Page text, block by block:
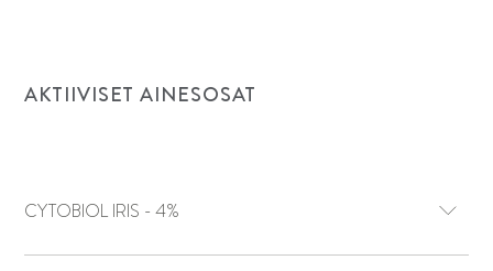
AKTIIVISET AINESOSAT
CYTOBIOL IRIS - 4%